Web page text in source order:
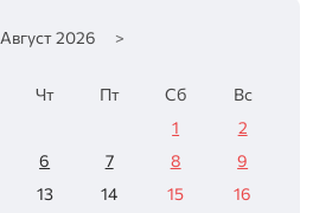
Август 2026 >
Чт Пт Сб
Вс
1
2
6 7 8
9
13 14 15
16